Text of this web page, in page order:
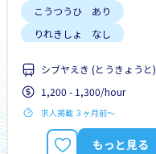
こうつうひ あり
りれきしょ なし
しゃいんに なれる
がいこくじんが いる
りゅうがくせい かんげい
シブヤえき (とうきょうと)
1,200 - 1,300/hour
求人掲載 ３ヶ月前〜
もっと見る